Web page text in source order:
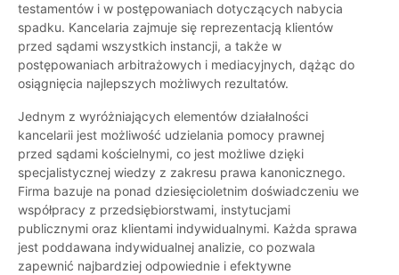
testamentów i w postępowaniach dotyczących nabycia
spadku. Kancelaria zajmuje się reprezentacją klientów
przed sądami wszystkich instancji, a także w
postępowaniach arbitrażowych i mediacyjnych, dążąc do
osiągnięcia najlepszych możliwych rezultatów.
Jednym z wyróżniających elementów działalności
kancelarii jest możliwość udzielania pomocy prawnej
przed sądami kościelnymi, co jest możliwe dzięki
specjalistycznej wiedzy z zakresu prawa kanonicznego.
Firma bazuje na ponad dziesięcioletnim doświadczeniu we
współpracy z przedsiębiorstwami, instytucjami
publicznymi oraz klientami indywidualnymi. Każda sprawa
jest poddawana indywidualnej analizie, co pozwala
zapewnić najbardziej odpowiednie i efektywne